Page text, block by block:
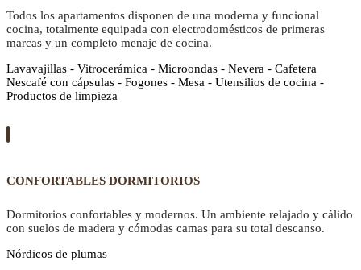
Todos los apartamentos disponen de una moderna y funcional
cocina, totalmente equipada con electrodomésticos de primeras
marcas y un completo menaje de cocina.
Lavavajillas - Vitrocerámica - Microondas - Nevera - Cafetera
Nescafé con cápsulas - Fogones - Mesa - Utensilios de cocina -
Productos de limpieza
CONFORTABLES DORMITORIOS
Dormitorios confortables y modernos. Un ambiente relajado y cálido
con suelos de madera y cómodas camas para su total descanso.
Nórdicos de plumas